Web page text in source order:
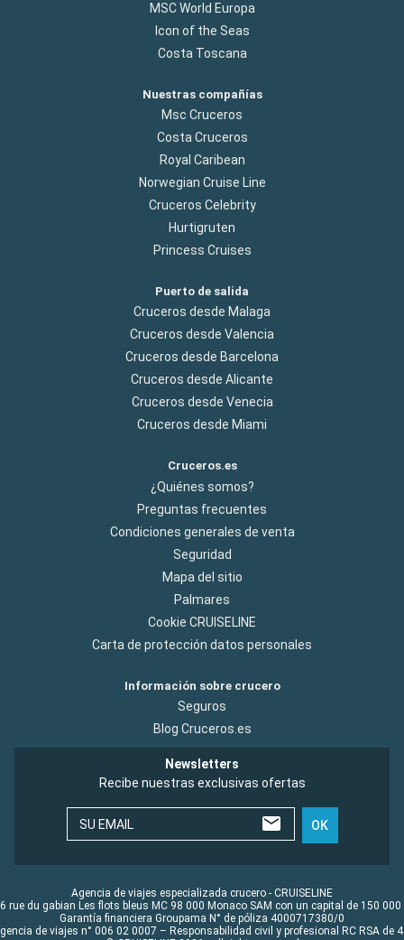
MSC World Europa
Icon of the Seas
Costa Toscana
Nuestras compañías
Msc Cruceros
Costa Cruceros
Royal Caribean
Norwegian Cruise Line
Cruceros Celebrity
Hurtigruten
Princess Cruises
Puerto de salida
Cruceros desde Malaga
Cruceros desde Valencia
Cruceros desde Barcelona
Cruceros desde Alicante
Cruceros desde Venecia
Cruceros desde Miami
Cruceros.es
¿Quiénes somos?
Preguntas frecuentes
Condiciones generales de venta
Seguridad
Mapa del sitio
Palmares
Cookie CRUISELINE
Carta de protección datos personales
Información sobre crucero
Seguros
Blog Cruceros.es
Newsletters
Recibe nuestras exclusivas ofertas
SU EMAIL OK
Agencia de viajes especializada crucero - CRUISELINE
rue du gabian Les flots bleus MC 98 000 Monaco SAM con un capital de 150 000
Garantía financiera Groupama N° de póliza 4000717380/0
de viajes n° 006 02 0007 – Responsabilidad civil y profesional RC RSA de